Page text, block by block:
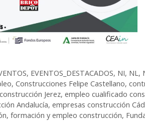
, EVENTOS_DESTACADOS, NI, NL,
, Construcciones Felipe Castellano,
Jerez, empleo cualificado
Andalucía, empresas construcción
, formación y empleo construcción,